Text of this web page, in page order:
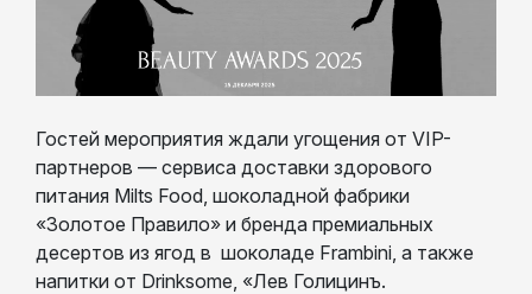
Гостей мероприятия ждали угощения от VIP-
партнеров — сервиса доставки здорового
питания Milts Food, шоколадной фабрики
«Золотое Правило» и бренда премиальных
десертов из ягод в шоколаде Frambini, а также
напитки от Drinksome, «Лев Голицинъ.